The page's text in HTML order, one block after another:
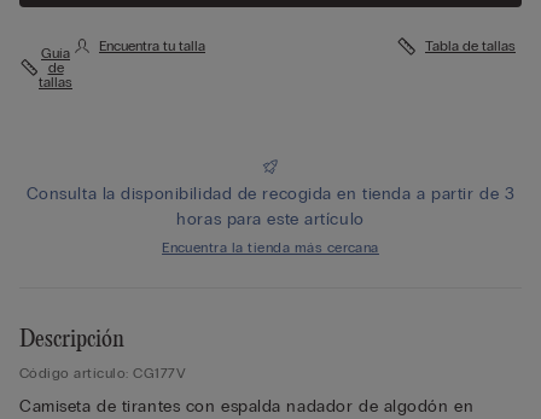
Guía
de
tallas
Encuentra tu talla Tabla de tallas
Consulta la disponibilidad de recogida en tienda a partir de 3
horas para este artículo
Encuentra la tienda más cercana
Descripción
Código artículo: CG177V
Camiseta de tirantes con espalda nadador de algodón en